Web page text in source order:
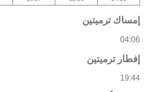
إمساك ترميتين
04:06
إفطار ترميتين
19:44